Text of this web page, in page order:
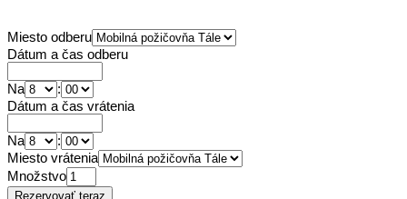
Miesto odberu
Dátum a čas odberu
Na
:
Dátum a čas vrátenia
Na
:
Miesto vrátenia
Množstvo